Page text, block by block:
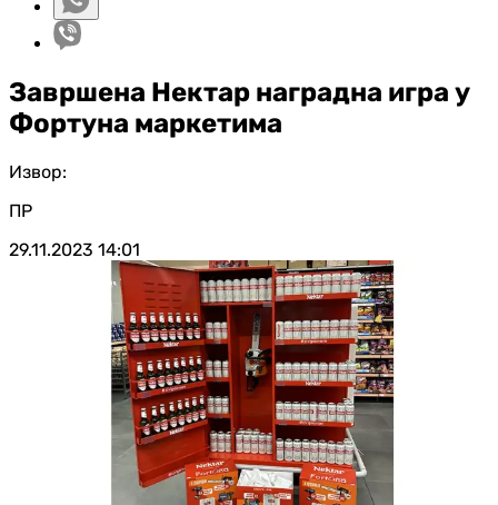
Завршена Нектар наградна игра у
Фортуна маркетима
Извор:
ПР
29.11.2023 14:01